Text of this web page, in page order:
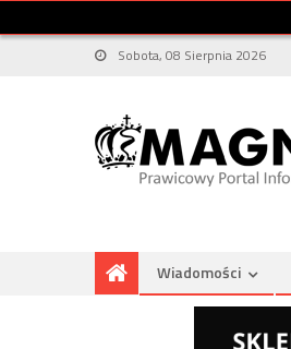
Sobota, 08 Sierpnia 2026
Wiadomości